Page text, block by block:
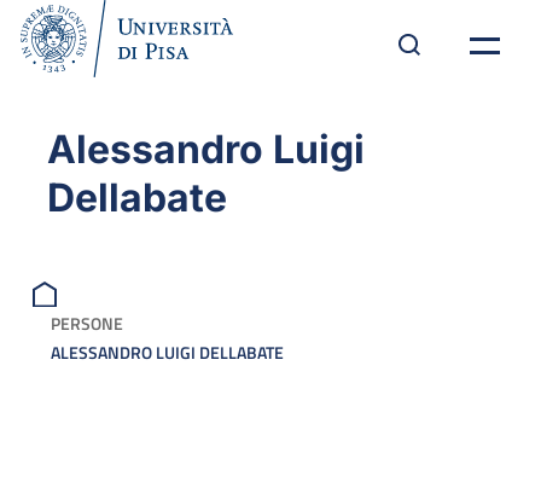
Alessandro Luigi
Dellabate
PERSONE
ALESSANDRO LUIGI DELLABATE